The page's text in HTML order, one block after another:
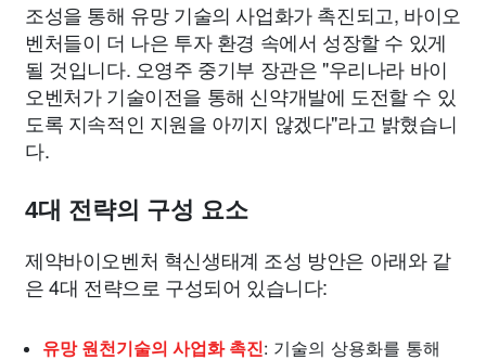
조성을 통해 유망 기술의 사업화가 촉진되고, 바이오
벤처들이 더 나은 투자 환경 속에서 성장할 수 있게
될 것입니다. 오영주 중기부 장관은 "우리나라 바이
오벤처가 기술이전을 통해 신약개발에 도전할 수 있
도록 지속적인 지원을 아끼지 않겠다"라고 밝혔습니
다.
4대 전략의 구성 요소
제약바이오벤처 혁신생태계 조성 방안은 아래와 같
은 4대 전략으로 구성되어 있습니다:
유망 원천기술의 사업화 촉진: 기술의 상용화를 통해